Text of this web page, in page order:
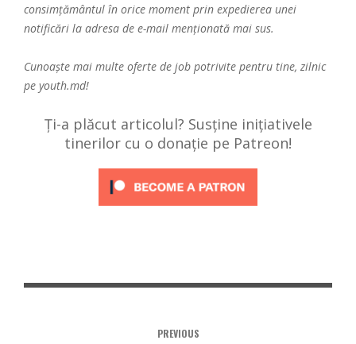
consimțământul în orice moment prin expedierea unei
notificări la adresa de e-mail menționată mai sus.
Cunoaște mai multe oferte de job potrivite pentru tine, zilnic
pe youth.md!
Ți-a plăcut articolul? Susține inițiativele
tinerilor cu o donație pe Patreon!
PREVIOUS